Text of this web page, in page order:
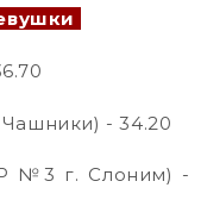
- 34.20
№3 г. Слоним) -